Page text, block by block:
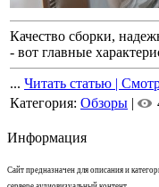
Качество сборки,
- вот главные
... Читать статью |
Категория: Обзоры |
Информация
Сайт предназначен для описания и